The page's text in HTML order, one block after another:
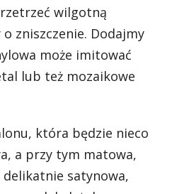
wilgotną
zniszczenie. Dodajmy
może imitować
lub też mozaikowe
która będzie nieco
a przy tym matowa,
delikatnie satynowa,